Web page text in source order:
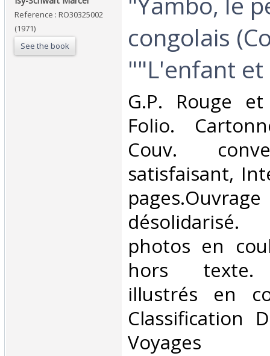
Reference : RO30325002
(1971)
See the book
congolais
""L'enfant
‎G.P. Rouge
Folio.
Couv.
satisfaisant,
désolidarisé.
photos en
hors texte.
illustrés en
Classification
Voyages‎